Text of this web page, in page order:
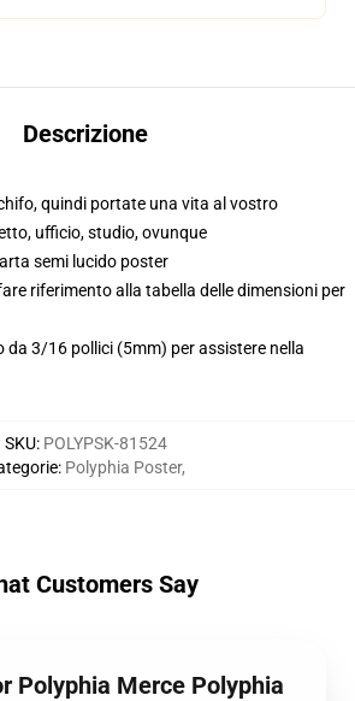
Descrizione
quindi portate una vita al vostro
ufficio, studio, ovunque
semi lucido poster
riferimento alla tabella delle dimensioni per
da 3/16 pollici (5mm) per assistere nella
SKU: POLYPSK-81524
: Polyphia Poster,
Customers Say
Polyphia Merce Polyphia